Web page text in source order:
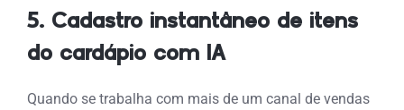
5. Cadastro instantâneo de itens
do cardápio com IA
Quando se trabalha com mais de um canal de vendas